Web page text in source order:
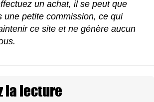
un achat, il se peut que
une petite commission, ce qui
ce site et ne génère aucun
la lecture